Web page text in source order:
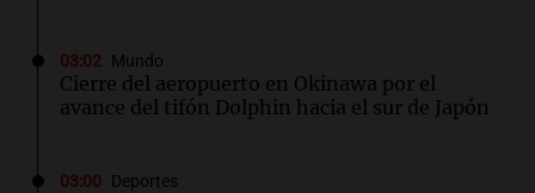
03:02 Mundo
Cierre del aeropuerto en Okinawa por el
avance del tifón Dolphin hacia el sur de Japón
03:00 Deportes